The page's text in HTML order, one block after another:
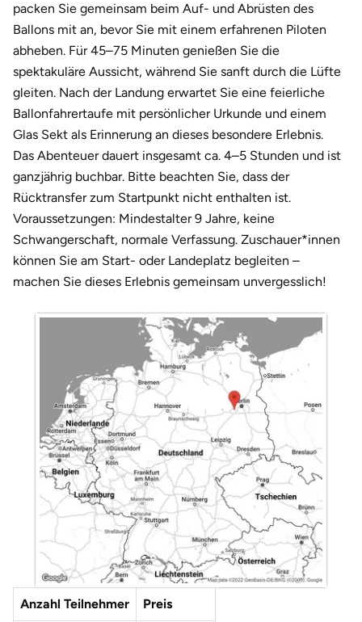
packen Sie gemeinsam beim Auf- und Abrüsten des
Ballons mit an, bevor Sie mit einem erfahrenen Piloten
abheben. Für 45–75 Minuten genießen Sie die
spektakuläre Aussicht, während Sie sanft durch die Lüfte
gleiten. Nach der Landung erwartet Sie eine feierliche
Ballonfahrertaufe mit persönlicher Urkunde und einem
Glas Sekt als Erinnerung an dieses besondere Erlebnis.
Das Abenteuer dauert insgesamt ca. 4–5 Stunden und ist
ganzjährig buchbar. Bitte beachten Sie, dass der
Rücktransfer zum Startpunkt nicht enthalten ist.
Voraussetzungen: Mindestalter 9 Jahre, keine
Schwangerschaft, normale Verfassung. Zuschauer*innen
können Sie am Start- oder Landeplatz begleiten –
machen Sie dieses Erlebnis gemeinsam unvergesslich!
Anzahl Teilnehmer Preis